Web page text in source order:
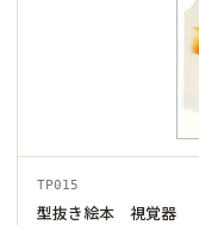
TP015
型抜き絵本 視覚器